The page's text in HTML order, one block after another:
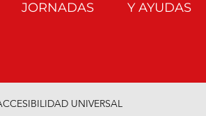
JORNADAS
Y AYUDAS
UNIVERSAL